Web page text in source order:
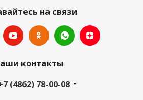
на связи
контакты
(4862) 78-00-08